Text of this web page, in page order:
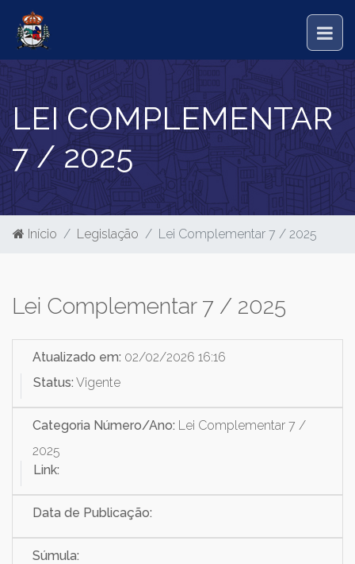
LEI COMPLEMENTAR
7 / 2025
Início Legislação Lei Complementar 7 / 2025
Lei Complementar 7 / 2025
Atualizado em: 02/02/2026 16:16
Status: Vigente
Categoria Número/Ano: Lei Complementar 7 /
2025
Link:
Data de Publicação:
Súmula: